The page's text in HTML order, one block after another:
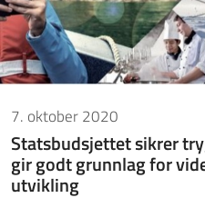
7. oktober 2020
Statsbudsjettet sikrer
gir godt grunnlag for
utvikling